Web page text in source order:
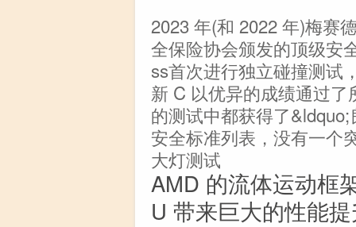
2023 年(和 2022 年)梅赛
全保险协会颁发的顶级安
ss首次进行独立碰撞测试
新 C 以优异的成绩通过
的测试中都获得了
安全标准列表，没有一个
大灯测试
AMD 的流体运动框
U 带来巨大的性能